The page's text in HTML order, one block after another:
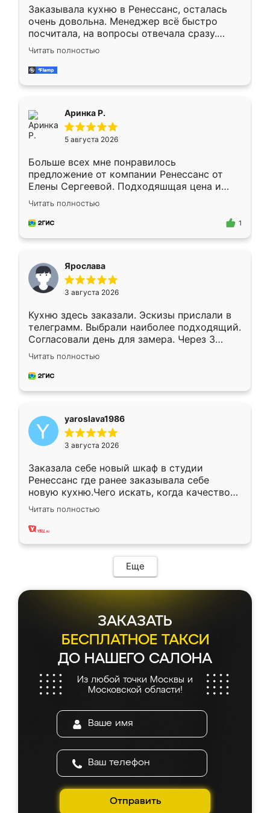
Заказывала кухню в Ренессанс, осталась
очень довольна. Менеджер всё быстро
посчитала, на вопросы отвечала сразу.
Замерщик приехал в субботу, подошёл к
делу со всей ответственностью. Собрали
за день, ребята работали аккуратно, даже
Читать полностью
Аринка Р.
5 августа 2026
Больше всех мне понравилось
предложение от компании Ренессанс от
Елены Сергеевой. Подходяшщая цена и
короткие сроки изготовления. Приехавший
для замера сотрудник Владислав
предложил по моему эскизу самый
Читать полностью
1
Ярослава
3 августа 2026
Кухню здесь заказали. Эскизы прислали в
телеграмм. Выбрали наиболее подходящий.
Согласовали день для замера. Через 3
недели кухня была уже готова. Остались
довольны работой. Спасибо Ренессанс
мебель за качественную работу!
Читать полностью
yaroslava1986
3 августа 2026
Заказала себе новый шкаф в студии
Ренессанс где ранее заказывала себе
новую кухню.Чего искать, когда качеством
вполне довольна. Служит кухня уже почти
два года, нареканий нет.
Читать полностью
Еще
ЗАКАЗАТЬ
БЕСПЛАТНОЕ ТАКСИ
ДО НАШЕГО САЛОНА
Из любой точки Москвы и
Московской области!
Отправить